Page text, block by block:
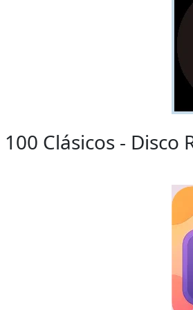
Clásicos - Disco